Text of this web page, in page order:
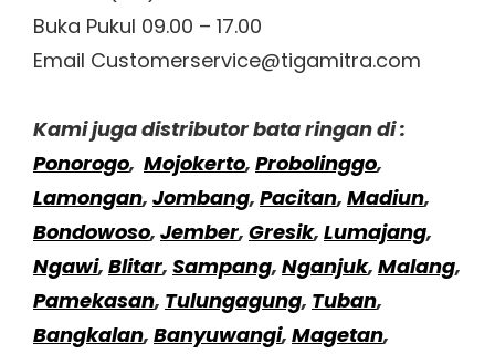
Buka Pukul 09.00 – 17.00
Email Customerservice@tigamitra.com
Kami juga distributor bata ringan di :
Ponorogo, Mojokerto, Probolinggo,
Lamongan, Jombang, Pacitan, Madiun,
Bondowoso, Jember, Gresik, Lumajang,
Ngawi, Blitar, Sampang, Nganjuk, Malang,
Pamekasan, Tulungagung, Tuban,
Bangkalan, Banyuwangi, Magetan,